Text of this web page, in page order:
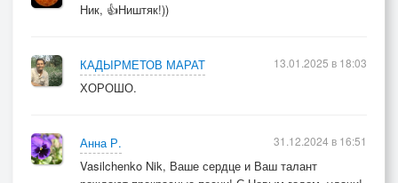
Ник, 👍Ништяк!))
КАДЫРМЕТОВ МАРАТ
ХОРОШО.
13.01.2025 в 18:03
Анна Р.
Vasilchenko Nik, Ваше сердце и Ваш талант
31.12.2024 в 16:51